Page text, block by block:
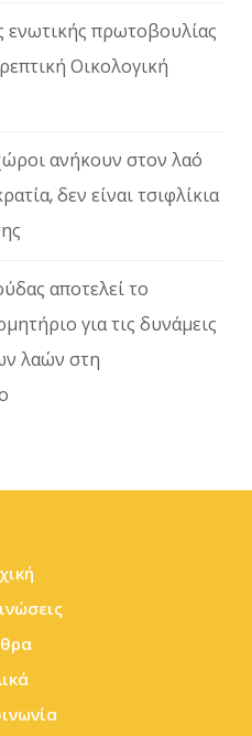
πρωτοβουλίας
Οικολογική
ανήκουν στον λαό
δεν είναι τσιφλίκια
αποτελεί το
για τις δυνάμεις
λαών στη